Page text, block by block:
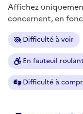
Affichez
concernent, en
Difficulté à voir
En fauteuil
Difficulté à